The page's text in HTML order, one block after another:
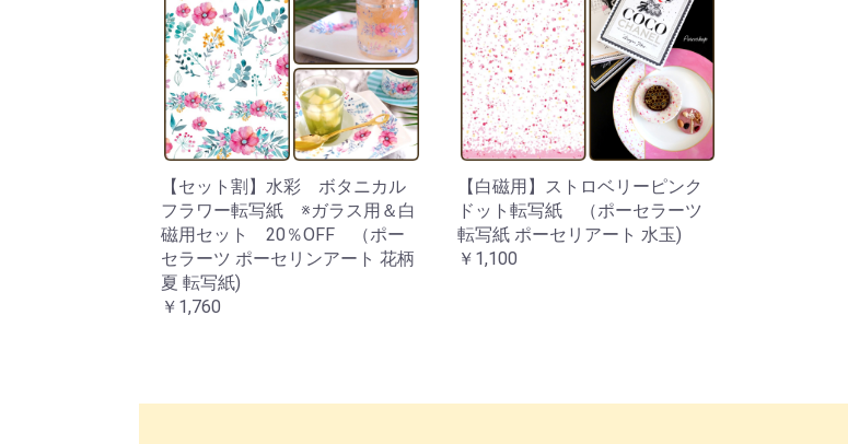
【セット割】水彩 ボタニカル
フラワー転写紙 ※ガラス用＆白
磁用セット 20％OFF （ポー
セラーツ ポーセリンアート 花柄
夏 転写紙)
￥1,760
【白磁用】ストロベリーピンク
ドット転写紙 （ポーセラーツ
転写紙 ポーセリアート 水玉)
￥1,100